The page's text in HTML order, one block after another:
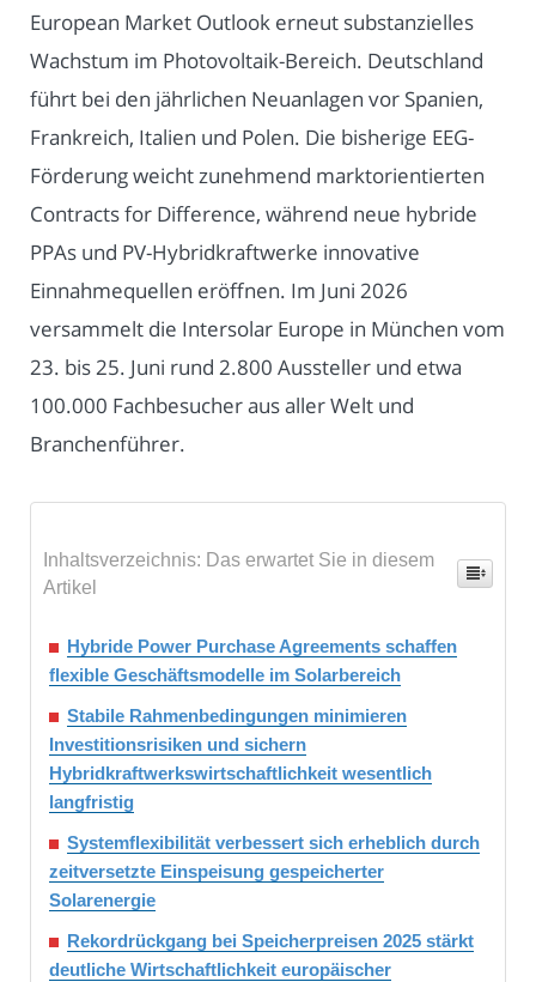
European Market Outlook erneut substanzielles
Wachstum im Photovoltaik-Bereich. Deutschland
führt bei den jährlichen Neuanlagen vor Spanien,
Frankreich, Italien und Polen. Die bisherige EEG-
Förderung weicht zunehmend marktorientierten
Contracts for Difference, während neue hybride
PPAs und PV-Hybridkraftwerke innovative
Einnahmequellen eröffnen. Im Juni 2026
versammelt die Intersolar Europe in München vom
23. bis 25. Juni rund 2.800 Aussteller und etwa
100.000 Fachbesucher aus aller Welt und
Branchenführer.
Inhaltsverzeichnis: Das erwartet Sie in diesem
Artikel
Hybride Power Purchase Agreements schaffen
flexible Geschäftsmodelle im Solarbereich
Stabile Rahmenbedingungen minimieren
Investitionsrisiken und sichern
Hybridkraftwerkswirtschaftlichkeit wesentlich
langfristig
Systemflexibilität verbessert sich erheblich durch
zeitversetzte Einspeisung gespeicherter
Solarenergie
Rekordrückgang bei Speicherpreisen 2025 stärkt
deutliche Wirtschaftlichkeit europäischer